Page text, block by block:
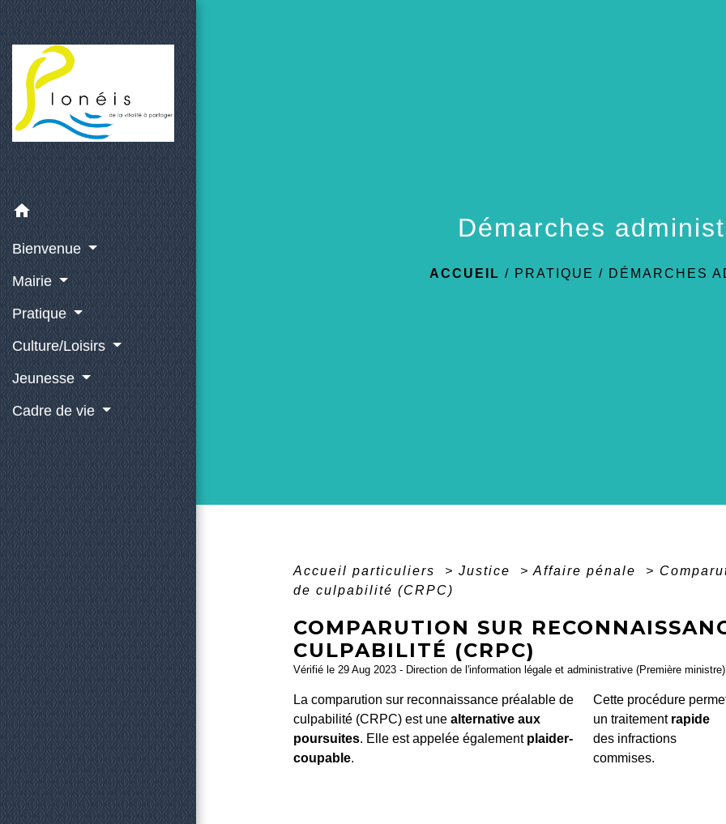
home
Bienvenue
Mairie
Pratique
Culture/Loisirs
Jeunesse
Cadre de vie
Démarches
ACCUEIL / PRATIQUE / DÉMARCHES
Accueil particuliers > Justice > Affaire pénale >
de culpabilité (CRPC)
COMPARUTION SUR
CULPABILITÉ (CRPC)
Vérifié le 29 Aug 2023 - Direction de l'information légale et administrative (Première ministre)
La comparution sur reconnaissance préalable de
culpabilité (CRPC) est une alternative aux
poursuites. Elle est appelée également plaider-
coupable.
Cette procédure
un traitement rapide
des infractions
commises.